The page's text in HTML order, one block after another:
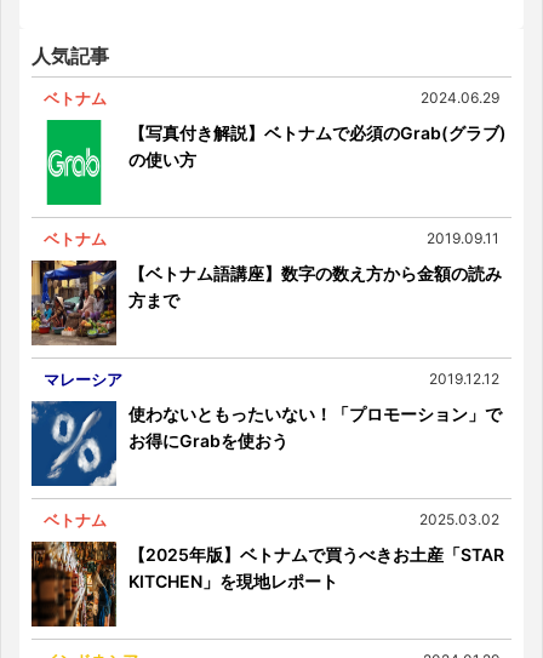
人気記事
ベトナム 2024.06.29
【写真付き解説】ベトナムで必須のGrab(グラブ)
の使い方
ベトナム 2019.09.11
【ベトナム語講座】数字の数え方から金額の読み
方まで
マレーシア 2019.12.12
使わないともったいない！「プロモーション」で
お得にGrabを使おう
ベトナム 2025.03.02
【2025年版】ベトナムで買うべきお土産「STAR
KITCHEN」を現地レポート